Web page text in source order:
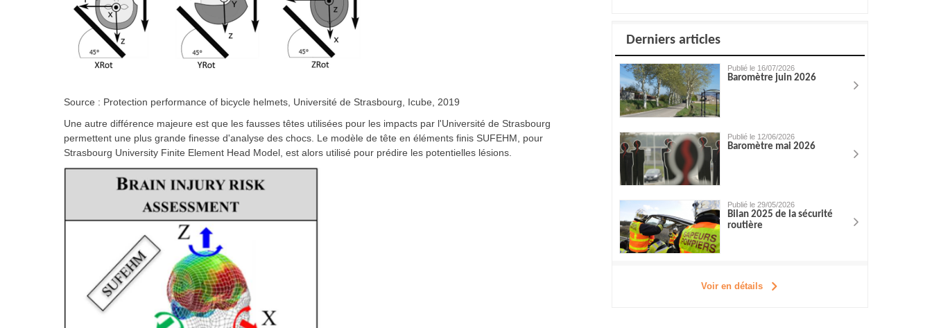
Source : Protection performance of bicycle helmets, Université de Strasbourg, Icube, 2019
Une autre différence majeure est que les fausses têtes utilisées pour les impacts par l'Université de Strasbourg
permettent une plus grande finesse d'analyse des chocs. Le modèle de tête en éléments finis SUFEHM, pour
Strasbourg University Finite Element Head Model, est alors utilisé pour prédire les potentielles lésions.
Derniers articles
Publié le 16/07/2026
Baromètre juin 2026
Publié le 12/06/2026
Baromètre mai 2026
Publié le 29/05/2026
Bilan 2025 de la sécurité
routière
Voir en détails